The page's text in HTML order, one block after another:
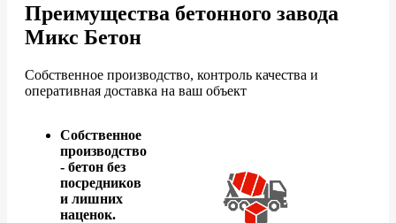
Преимущества бетонного завода
Микс Бетон
Собственное производство, контроль качества и
оперативная доставка на ваш объект
Собственное
производство
- бетон без
посредников
и лишних
наценок.